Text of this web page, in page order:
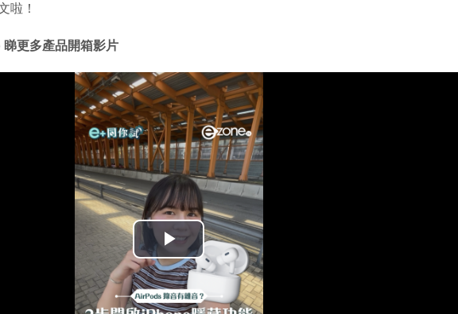
啦！
更多產品開箱影片
播
放